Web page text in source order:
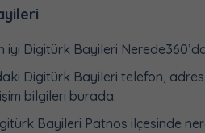
iyi Digitürk Bayileri
Digitürk Bayileri telefon,
bilgileri burada.
Bayileri Patnos ilçesinde